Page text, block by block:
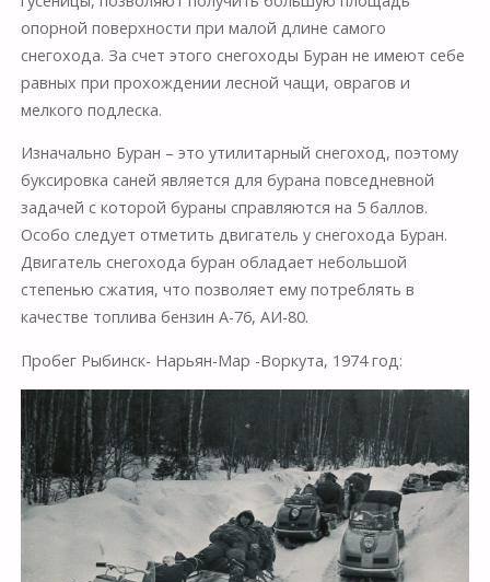
опорной поверхности при малой длине самого
снегохода. За счет этого снегоходы Буран не имеют себе
равных при прохождении лесной чащи, оврагов и
мелкого подлеска.
Изначально Буран – это утилитарный снегоход, поэтому
буксировка саней является для бурана повседневной
задачей с которой бураны справляются на 5 баллов.
Особо следует отметить двигатель у снегохода Буран.
Двигатель снегохода буран обладает небольшой
степенью сжатия, что позволяет ему потреблять в
качестве топлива бензин А-76, АИ-80.
Пробег Рыбинск- Нарьян-Мар -Воркута, 1974 год: